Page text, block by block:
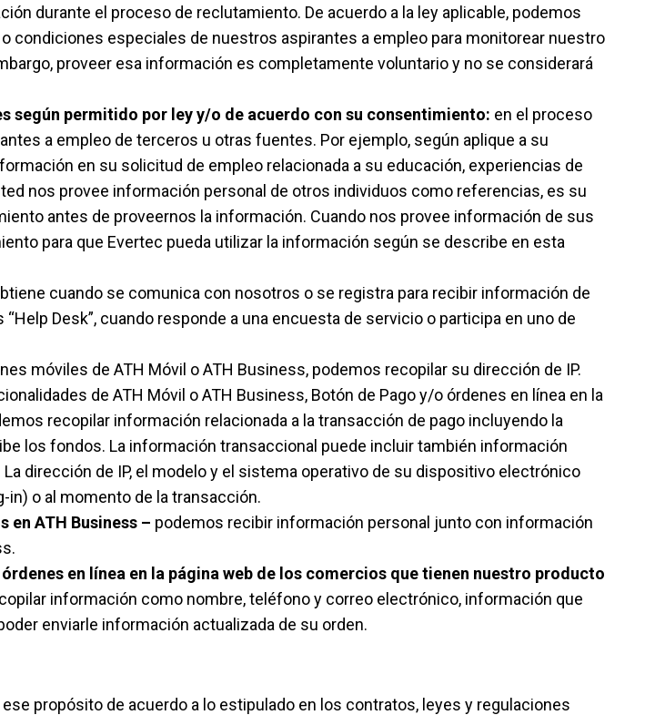
durante el proceso de reclutamiento. De acuerdo a la ley aplicable, podemos
especiales de nuestros aspirantes a empleo para monitorear nuestro
proveer esa información es completamente voluntario y no se considerará
permitido por ley y/o de acuerdo con su consentimiento: en el proceso
a empleo de terceros u otras fuentes. Por ejemplo, según aplique a su
en su solicitud de empleo relacionada a su educación, experiencias de
nos provee información personal de otros individuos como referencias, es su
antes de proveernos la información. Cuando nos provee información de sus
para que Evertec pueda utilizar la información según se describe en esta
cuando se comunica con nosotros o se registra para recibir información de
Desk”, cuando responde a una encuesta de servicio o participa en uno de
móviles de ATH Móvil o ATH Business, podemos recopilar su dirección de IP.
de ATH Móvil o ATH Business, Botón de Pago y/o órdenes en línea en la
recopilar información relacionada a la transacción de pago incluyendo la
los fondos. La información transaccional puede incluir también información
dirección de IP, el modelo y el sistema operativo de su dispositivo electrónico
o al momento de la transacción.
ATH Business – podemos recibir información personal junto con información
en línea en la página web de los comercios que tienen nuestro producto
información como nombre, teléfono y correo electrónico, información que
enviarle información actualizada de su orden.
propósito de acuerdo a lo estipulado en los contratos, leyes y regulaciones